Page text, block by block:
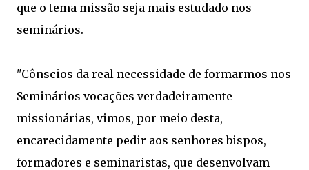
que o tema missão seja mais estudado nos
seminários.
"Cônscios da real necessidade de formarmos nos
Seminários vocações verdadeiramente
missionárias, vimos, por meio desta,
encarecidamente pedir aos senhores bispos,
formadores e seminaristas, que desenvolvam